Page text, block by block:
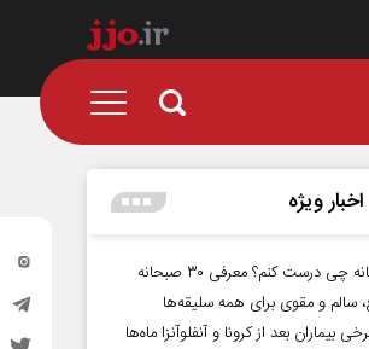
اخبار ویژه
صبحانه چی درست کنم؟ معرفی ۳۰ صبحانه
سالم و مقوی برای همه سلیقه‌ها
بیماران بعد از کرونا و آنفلوآنزا ماه‌ها